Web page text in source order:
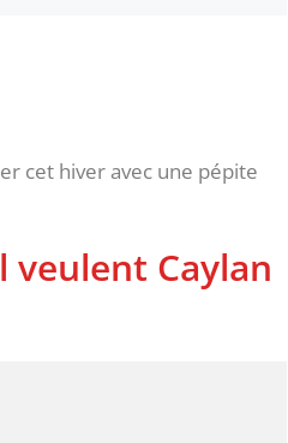
cet hiver avec une pépite
veulent Caylan